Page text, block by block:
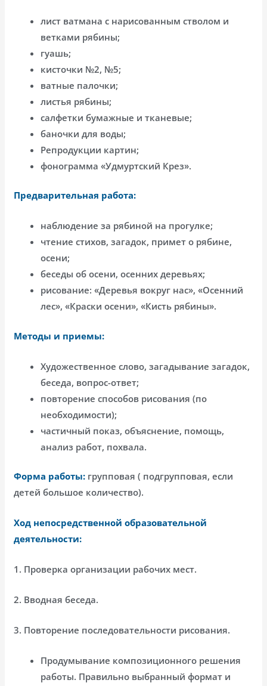
лист ватмана с нарисованным стволом и
ветками рябины;
гуашь;
кисточки №2, №5;
ватные палочки;
листья рябины;
салфетки бумажные и тканевые;
баночки для воды;
Репродукции картин;
фонограмма «Удмуртский Крез».
Предварительная работа:
наблюдение за рябиной на прогулке;
чтение стихов, загадок, примет о рябине,
осени;
беседы об осени, осенних деревьях;
рисование: «Деревья вокруг нас», «Осенний
лес», «Краски осени», «Кисть рябины».
Методы и приемы:
Художественное слово, загадывание загадок,
беседа, вопрос-ответ;
повторение способов рисования (по
необходимости);
частичный показ, объяснение, помощь,
анализ работ, похвала.
Форма работы: групповая ( подгрупповая, если
детей большое количество).
Ход непосредственной образовательной
деятельности:
1. Проверка организации рабочих мест.
2. Вводная беседа.
3. Повторение последовательности рисования.
Продумывание композиционного решения
работы. Правильно выбранный формат и